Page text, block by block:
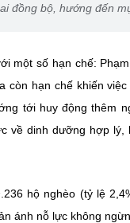
đồng bộ, hướng đến
một số hạn chế:
còn hạn chế khiến
tới huy động thêm
về dinh dưỡng hợp
hộ nghèo (tỷ lệ
ánh nỗ lực không